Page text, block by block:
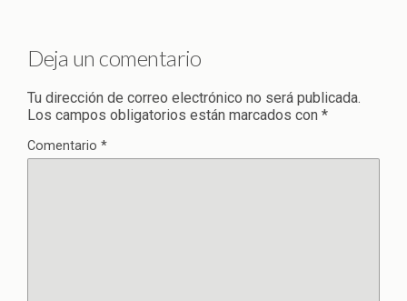
Deja un comentario
Tu dirección de correo electrónico no será publicada.
Los campos obligatorios están marcados con *
Comentario *